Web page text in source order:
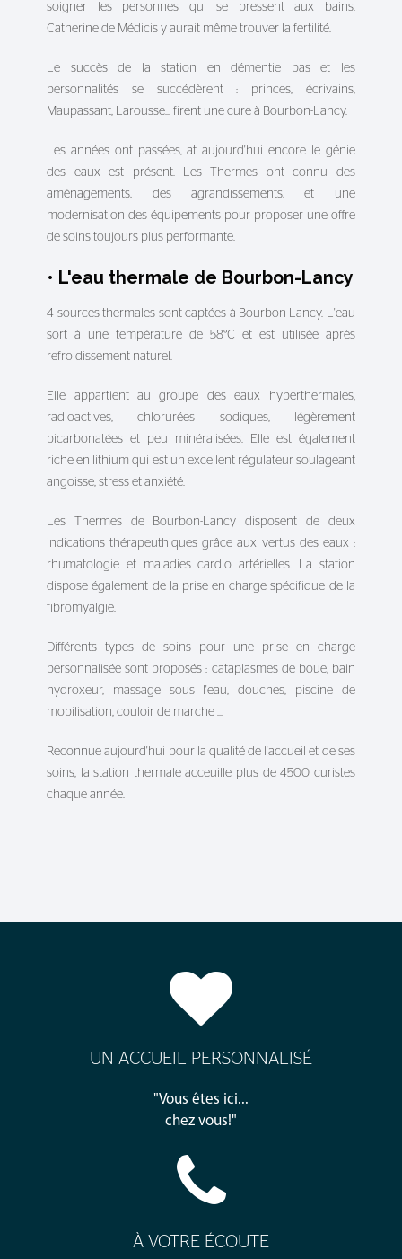
soigner les personnes qui se pressent aux bains.
Catherine de Médicis y aurait même trouver la fertilité.
Le succès de la station en démentie pas et les
personnalités se succédèrent : princes, écrivains,
Maupassant, Larousse... firent une cure à Bourbon-Lancy.
Les années ont passées, at aujourd'hui encore le génie
des eaux est présent. Les Thermes ont connu des
aménagements, des agrandissements, et une
modernisation des équipements pour proposer une offre
de soins toujours plus performante.
• L'eau thermale de Bourbon-Lancy
4 sources thermales sont captées à Bourbon-Lancy. L'eau
sort à une température de 58°C et est utilisée après
refroidissement naturel.
Elle appartient au groupe des eaux hyperthermales,
radioactives, chlorurées sodiques, légèrement
bicarbonatées et peu minéralisées. Elle est également
riche en lithium qui est un excellent régulateur soulageant
angoisse, stress et anxiété.
Les Thermes de Bourbon-Lancy disposent de deux
indications thérapeuthiques grâce aux vertus des eaux :
rhumatologie et maladies cardio artérielles. La station
dispose également de la prise en charge spécifique de la
fibromyalgie.
Différents types de soins pour une prise en charge
personnalisée sont proposés : cataplasmes de boue, bain
hydroxeur, massage sous l'eau, douches, piscine de
mobilisation, couloir de marche ...
Reconnue aujourd'hui pour la qualité de l'accueil et de ses
soins, la station thermale acceuille plus de 4500 curistes
chaque année.
UN ACCUEIL PERSONNALISÉ
"Vous êtes ici...
chez vous!"
À VOTRE ÉCOUTE